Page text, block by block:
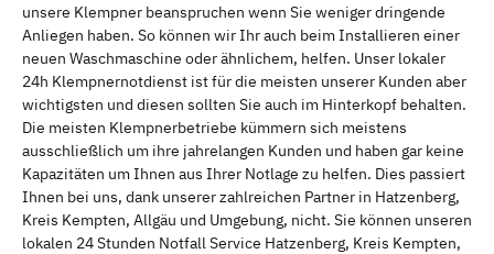
unsere Klempner beanspruchen wenn Sie weniger dringende
Anliegen haben. So können wir Ihr auch beim Installieren einer
neuen Waschmaschine oder ähnlichem, helfen. Unser lokaler
24h Klempnernotdienst ist für die meisten unserer Kunden aber
wichtigsten und diesen sollten Sie auch im Hinterkopf behalten.
Die meisten Klempnerbetriebe kümmern sich meistens
ausschließlich um ihre jahrelangen Kunden und haben gar keine
Kapazitäten um Ihnen aus Ihrer Notlage zu helfen. Dies passiert
Ihnen bei uns, dank unserer zahlreichen Partner in Hatzenberg,
Kreis Kempten, Allgäu und Umgebung, nicht. Sie können unseren
lokalen 24 Stunden Notfall Service Hatzenberg, Kreis Kempten,